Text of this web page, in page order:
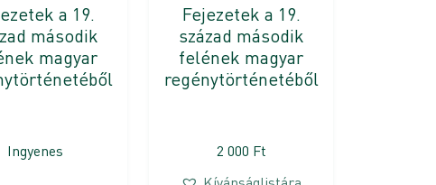
a 19.
második
magyar
Ingyenes
Fejezetek a 19.
század második
felének magyar
regénytörténetéből
2 000 Ft